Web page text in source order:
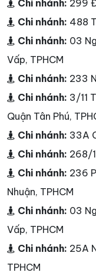
Chi nhánh: 299
Chi nhánh: 488
Chi nhánh: 03
Vấp, TPHCM
Chi nhánh: 233
Chi nhánh: 3/11
Quận Tân Phú,
Chi nhánh: 33A
Chi nhánh: 268/
Chi nhánh: 236
Nhuận, TPHCM
Chi nhánh: 03
Vấp, TPHCM
Chi nhánh: 25A
TPHCM